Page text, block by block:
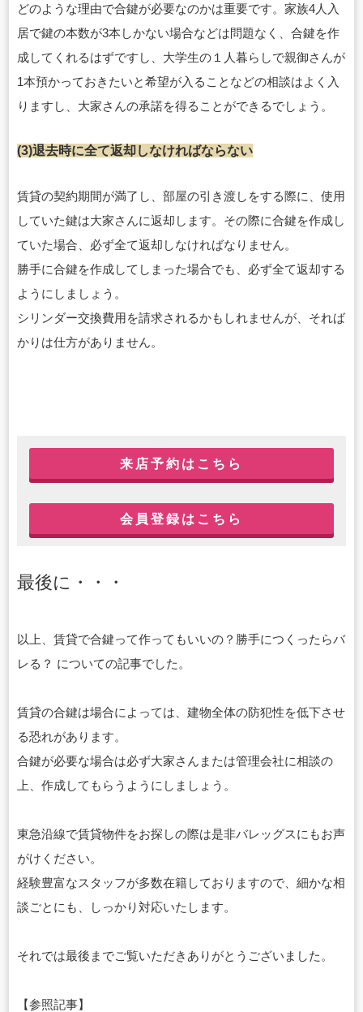
どのような理由で合鍵が必要なのかは重要です。家族4人入
居で鍵の本数が3本しかない場合などは問題なく、合鍵を作
成してくれるはずですし、大学生の１人暮らしで親御さんが
1本預かっておきたいと希望が入ることなどの相談はよく入
りますし、大家さんの承諾を得ることができるでしょう。
(3)退去時に全て返却しなければならない
賃貸の契約期間が満了し、部屋の引き渡しをする際に、使用
していた鍵は大家さんに返却します。その際に合鍵を作成し
ていた場合、必ず全て返却しなければなりません。
勝手に合鍵を作成してしまった場合でも、必ず全て返却する
ようにしましょう。
シリンダー交換費用を請求されるかもしれませんが、それば
かりは仕方がありません。
来店予約はこちら
会員登録はこちら
最後に・・・
以上、賃貸で合鍵って作ってもいいの？勝手につくったらバ
レる？ についての記事でした。
賃貸の合鍵は場合によっては、建物全体の防犯性を低下させ
る恐れがあります。
合鍵が必要な場合は必ず大家さんまたは管理会社に相談の
上、作成してもらうようにしましょう。
東急沿線で賃貸物件をお探しの際は是非バレッグスにもお声
がけください。
経験豊富なスタッフが多数在籍しておりますので、細かな相
談ごとにも、しっかり対応いたします。
それでは最後までご覧いただきありがとうございました。
【参照記事】